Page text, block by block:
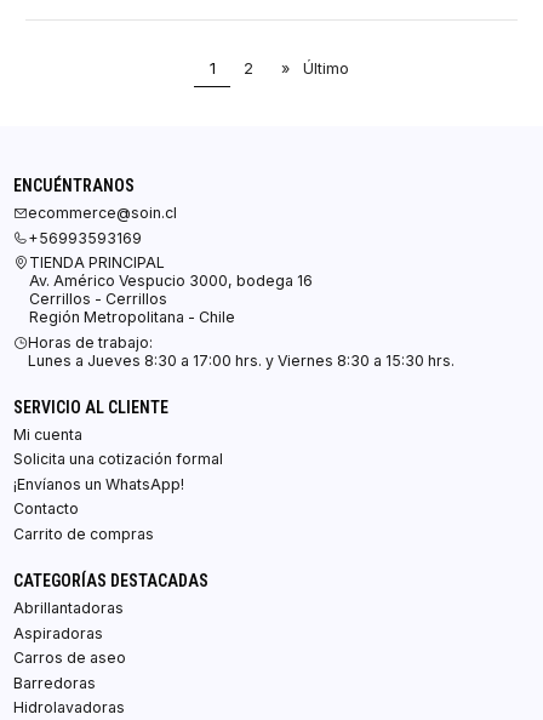
1 2 » Último
ENCUÉNTRANOS
ecommerce@soin.cl
+56993593169
TIENDA PRINCIPAL
Av. Américo Vespucio 3000, bodega 16
Cerrillos - Cerrillos
Región Metropolitana - Chile
Horas de trabajo:
Lunes a Jueves 8:30 a 17:00 hrs. y Viernes 8:30 a 15:30 hrs.
SERVICIO AL CLIENTE
Mi cuenta
Solicita una cotización formal
¡Envíanos un WhatsApp!
Contacto
Carrito de compras
CATEGORÍAS DESTACADAS
Abrillantadoras
Aspiradoras
Carros de aseo
Barredoras
Hidrolavadoras